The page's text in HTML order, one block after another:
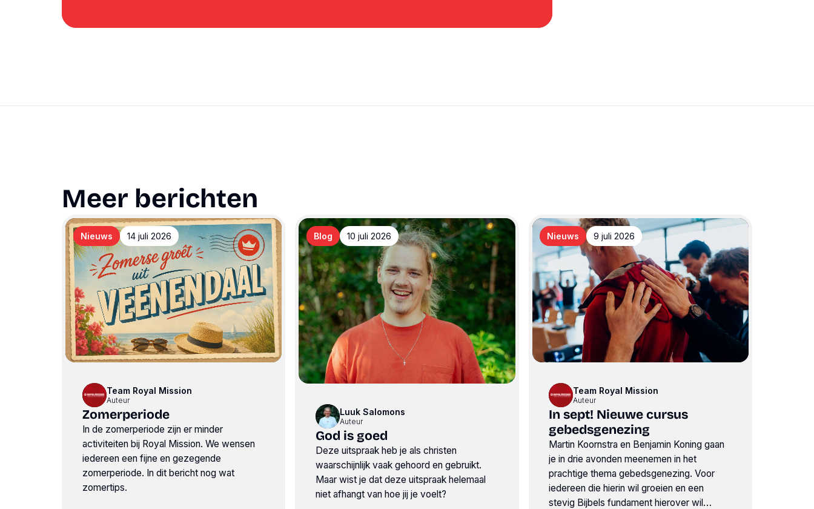
Meer berichten
Nieuws 14 juli 2026
Team Royal Mission
Auteur
Zomerperiode
In de zomerperiode zijn er minder
activiteiten bij Royal Mission. We wensen
iedereen een fijne en gezegende
zomerperiode. In dit bericht nog wat
zomertips.
Blog 10 juli 2026
Luuk Salomons
Auteur
God is goed
Deze uitspraak heb je als christen
waarschijnlijk vaak gehoord en gebruikt.
Maar wist je dat deze uitspraak helemaal
niet afhangt van hoe jij je voelt?
Nieuws 9 juli 2026
Team Royal Mission
Auteur
In sept! Nieuwe cursus
gebedsgenezing
Martin Koornstra en Benjamin Koning gaan
je in drie avonden meenemen in het
prachtige thema gebedsgenezing. Voor
iedereen die hierin wil groeien en een
stevig Bijbels fundament hierover wil